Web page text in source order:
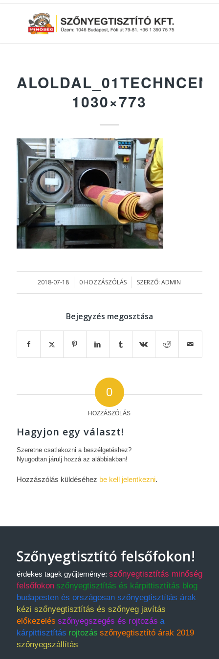
1030×773
2018-07-18
/ 0 HOZZÁSZÓLÁS
/ SZERZŐ:ADMIN
Bejegyzés megosztása
0
HOZZÁSZÓLÁS
Hagyjon egy választ!
Szeretne csatlakozni a beszélgetéshez?
Nyugodtan járulj hozzá az alábbiakban!
Hozzászólás küldéséhez be kell jelentkezni.
Szőnyegtisztító felsőfokon!
érdekes tagek gyűjteménye: szőnyegtisztítás minőség
felsőfokon szőnyegtisztítás és kárpittisztítás blog
budapesten és országosan szőnyegtisztítás árak
kézi szőnyegtisztítás és szőnyeg javítás
előkezelés szőnyegszegés és rojtozás a
kárpittisztítás rojtozás szőnyegtisztító árak 2019
szőnyegszállítás